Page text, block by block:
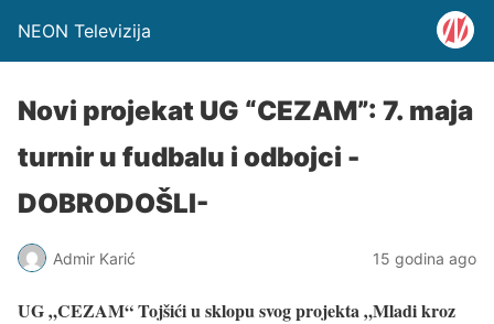
NEON Televizija
Novi projekat UG “CEZAM”: 7. maja
turnir u fudbalu i odbojci -
DOBRODOŠLI-
Admir Karić 15 godina ago
UG „CEZAM“ Tojšići u sklopu svog projekta „Mladi kroz